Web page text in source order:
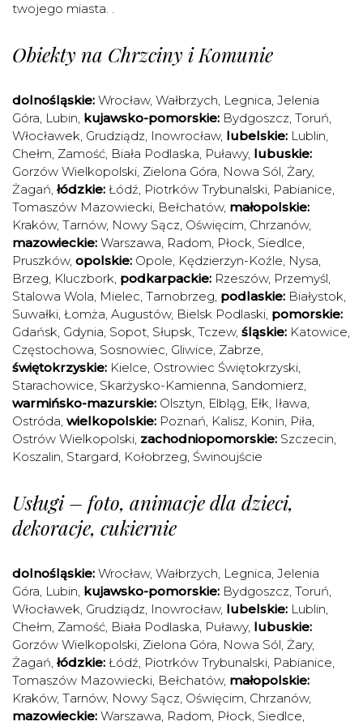
twojego miasta. .
Obiekty na Chrzciny i Komunie
dolnośląskie: Wrocław, Wałbrzych, Legnica, Jelenia
Góra, Lubin, kujawsko-pomorskie: Bydgoszcz, Toruń,
Włocławek, Grudziądz, Inowrocław, lubelskie: Lublin,
Chełm, Zamość, Biała Podlaska, Puławy, lubuskie:
Gorzów Wielkopolski, Zielona Góra, Nowa Sól, Żary,
Żagań, łódzkie: Łódź, Piotrków Trybunalski, Pabianice,
Tomaszów Mazowiecki, Bełchatów, małopolskie:
Kraków, Tarnów, Nowy Sącz, Oświęcim, Chrzanów,
mazowieckie: Warszawa, Radom, Płock, Siedlce,
Pruszków, opolskie: Opole, Kędzierzyn-Koźle, Nysa,
Brzeg, Kluczbork, podkarpackie: Rzeszów, Przemyśl,
Stalowa Wola, Mielec, Tarnobrzeg, podlaskie: Białystok,
Suwałki, Łomża, Augustów, Bielsk Podlaski, pomorskie:
Gdańsk, Gdynia, Sopot, Słupsk, Tczew, śląskie: Katowice,
Częstochowa, Sosnowiec, Gliwice, Zabrze,
świętokrzyskie: Kielce, Ostrowiec Świętokrzyski,
Starachowice, Skarżysko-Kamienna, Sandomierz,
warmińsko-mazurskie: Olsztyn, Elbląg, Ełk, Iława,
Ostróda, wielkopolskie: Poznań, Kalisz, Konin, Piła,
Ostrów Wielkopolski, zachodniopomorskie: Szczecin,
Koszalin, Stargard, Kołobrzeg, Świnoujście
Usługi – foto, animacje dla dzieci,
dekoracje, cukiernie
dolnośląskie: Wrocław, Wałbrzych, Legnica, Jelenia
Góra, Lubin, kujawsko-pomorskie: Bydgoszcz, Toruń,
Włocławek, Grudziądz, Inowrocław, lubelskie: Lublin,
Chełm, Zamość, Biała Podlaska, Puławy, lubuskie:
Gorzów Wielkopolski, Zielona Góra, Nowa Sól, Żary,
Żagań, łódzkie: Łódź, Piotrków Trybunalski, Pabianice,
Tomaszów Mazowiecki, Bełchatów, małopolskie:
Kraków, Tarnów, Nowy Sącz, Oświęcim, Chrzanów,
mazowieckie: Warszawa, Radom, Płock, Siedlce,